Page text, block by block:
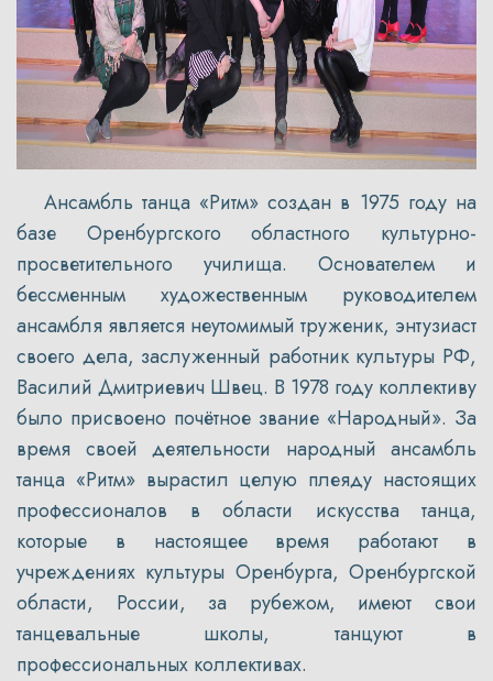
Ансамбль танца «Ритм» создан в 1975 году на
базе Оренбургского областного культурно-
просветительного училища. Основателем и
бессменным художественным руководителем
ансамбля является неутомимый труженик, энтузиаст
своего дела, заслуженный работник культуры РФ,
Василий Дмитриевич Швец. В 1978 году коллективу
было присвоено почётное звание «Народный». За
время своей деятельности народный ансамбль
танца «Ритм» вырастил целую плеяду настоящих
профессионалов в области искусства танца,
которые в настоящее время работают в
учреждениях культуры Оренбурга, Оренбургской
области, России, за рубежом, имеют свои
танцевальные школы, танцуют в
профессиональных коллективах.